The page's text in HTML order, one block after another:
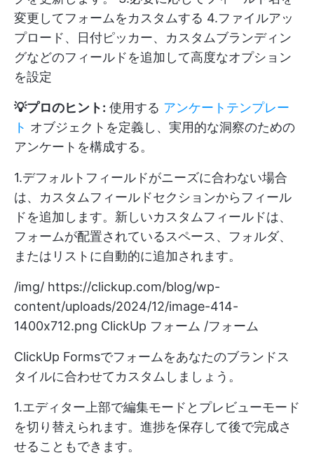
変更してフォームをカスタムする 4.ファイルアッ
プロード、日付ピッカー、カスタムブランディン
グなどのフィールドを追加して高度なオプション
を設定
💡プロのヒント: 使用する アンケートテンプレー
ト オブジェクトを定義し、実用的な洞察のための
アンケートを構成する。
1.デフォルトフィールドがニーズに合わない場合
は、カスタムフィールドセクションからフィール
ドを追加します。新しいカスタムフィールドは、
フォームが配置されているスペース、フォルダ、
またはリストに自動的に追加されます。
/img/ https://clickup.com/blog/wp-
content/uploads/2024/12/image-414-
1400x712.png ClickUp フォーム /フォーム
ClickUp Formsでフォームをあなたのブランドス
タイルに合わせてカスタムしましょう。
1.エディター上部で編集モードとプレビューモード
を切り替えられます。進捗を保存して後で完成さ
せることもできます。